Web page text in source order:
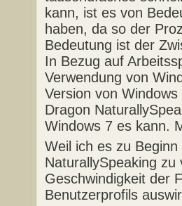
kann, ist es von
haben, da so der
Bedeutung ist der
In Bezug auf
Verwendung von
Version von
Dragon
Windows 7 es kann.
Weil ich es zu
NaturallySpeaking
Geschwindigkeit der
Benutzerprofils